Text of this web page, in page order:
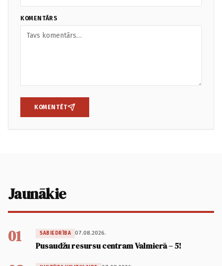
KOMENTĀRS
KOMENTĒT
Jaunākie
01 SABIEDRĪBA 07.08.2026.
Pusaudžu resursu centram Valmierā – 5!